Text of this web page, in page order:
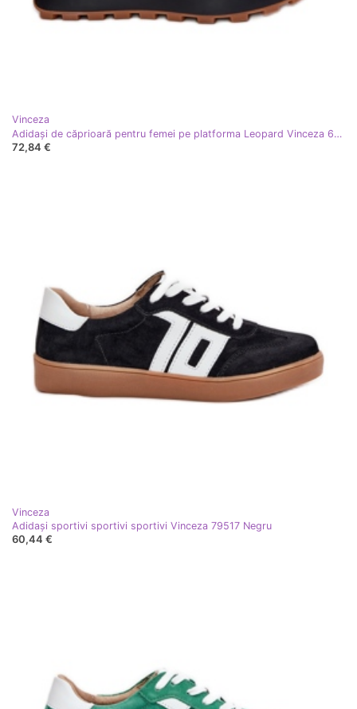
Vinceza
Adidași de căprioară pentru femei pe platforma Leopard Vinceza 66793 Beige bej
72,84 €
Vinceza
Adidași sportivi sportivi sportivi Vinceza 79517 Negru
60,44 €